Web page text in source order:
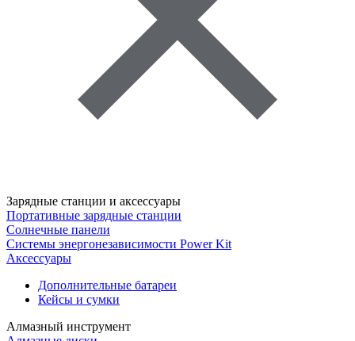
Зарядные станции и аксессуары
Портативные зарядные станции
Солнечные панели
Системы энергонезависимости Power Kit
Аксессуары
Дополнительные батареи
Кейсы и сумки
Алмазный инструмент